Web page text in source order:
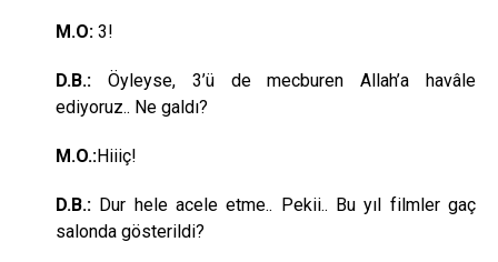
M.O: 3!
D.B.: Öyleyse, 3’ü de mecburen Allah’a havâle
ediyoruz.. Ne galdı?
M.O.:Hiiiç!
D.B.: Dur hele acele etme.. Pekii.. Bu yıl filmler gaç
salonda gösterildi?